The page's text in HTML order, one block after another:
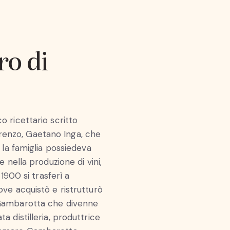
di
ricettario scritto
Gaetano Inga, che
famiglia possiedeva
nella produzione di vini,
si trasferì a
acquistò e ristrutturò
che divenne
distilleria, produttrice